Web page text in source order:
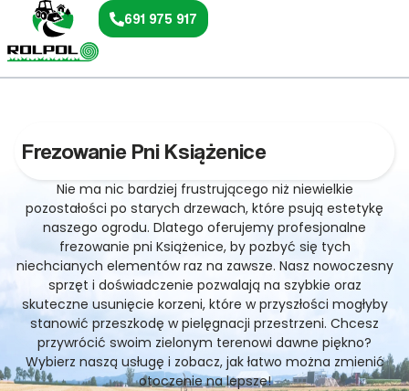
691 975 917
Frezowanie Pni Książenice
Nie ma nic bardziej frustrującego niż niewielkie
pozostałości po starych drzewach, które psują estetykę
naszego ogrodu. Dlatego oferujemy profesjonalne
frezowanie pni Książenice, by pozbyć się tych
niechcianych elementów raz na zawsze. Nasz nowoczesny
sprzęt i doświadczenie pozwalają na szybkie oraz
skuteczne usunięcie korzeni, które w przyszłości mogłyby
stanowić przeszkodę w pielęgnacji przestrzeni. Chcesz
przywrócić swoim zielonym terenowi dawne piękno?
Wybierz naszą usługę i zobacz, jak łatwo można zmienić
otoczenie na lepsze!